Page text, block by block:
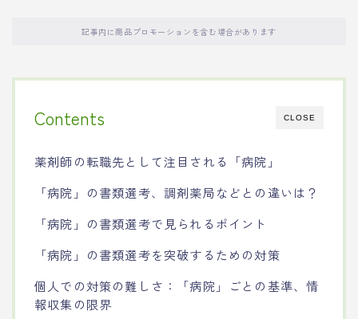
記事内に商品プロモーションを含む場合があります
CLOSE
Contents
薬剤師の転職先として注目される「病院」
「病院」の書類選考、調剤薬局などとの違いは？
「病院」の書類選考で見られるポイント
「病院」の書類選考を突破するための対策
個人での対策の難しさ：「病院」ごとの基準、情
報収集の限界